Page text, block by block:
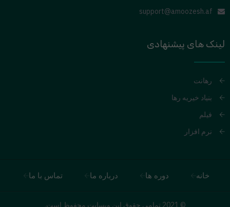
support@amoozesh.af
لینک های پیشنهادی
رهانت
بنیاد خیریه رها
فیلم
نرم افزار
خانه دوره ها درباره ما تماس با ما
© 2021 تمامی حقوق این وبسایت محفوظ است.